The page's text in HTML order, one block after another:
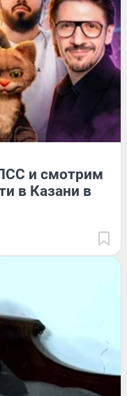
и смотрим
в Казани в